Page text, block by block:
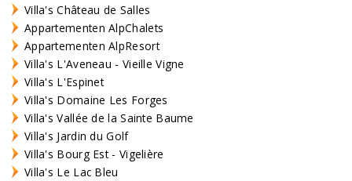
Villa's Château de Salles
Appartementen AlpChalets
Appartementen AlpResort
Villa's L'Aveneau - Vieille Vigne
Villa's L'Espinet
Villa's Domaine Les Forges
Villa's Vallée de la Sainte Baume
Villa's Jardin du Golf
Villa's Bourg Est - Vigelière
Villa's Le Lac Bleu